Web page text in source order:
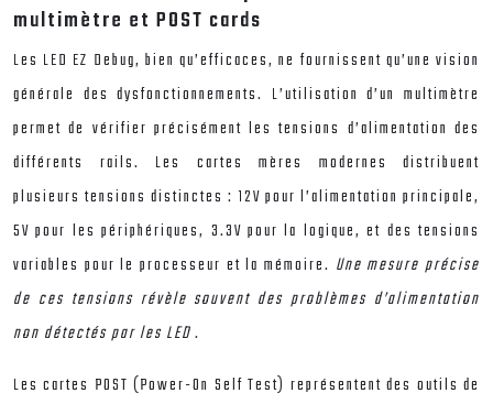
multimètre et POST cards
Les LED EZ Debug, bien qu’efficaces, ne fournissent qu’une vision
générale des dysfonctionnements. L’utilisation d’un multimètre
permet de vérifier précisément les tensions d’alimentation des
différents rails. Les cartes mères modernes distribuent
plusieurs tensions distinctes : 12V pour l’alimentation principale,
5V pour les périphériques, 3.3V pour la logique, et des tensions
variables pour le processeur et la mémoire. Une mesure précise
de ces tensions révèle souvent des problèmes d’alimentation
non détectés par les LED.
Les cartes POST (Power-On Self Test) représentent des outils de